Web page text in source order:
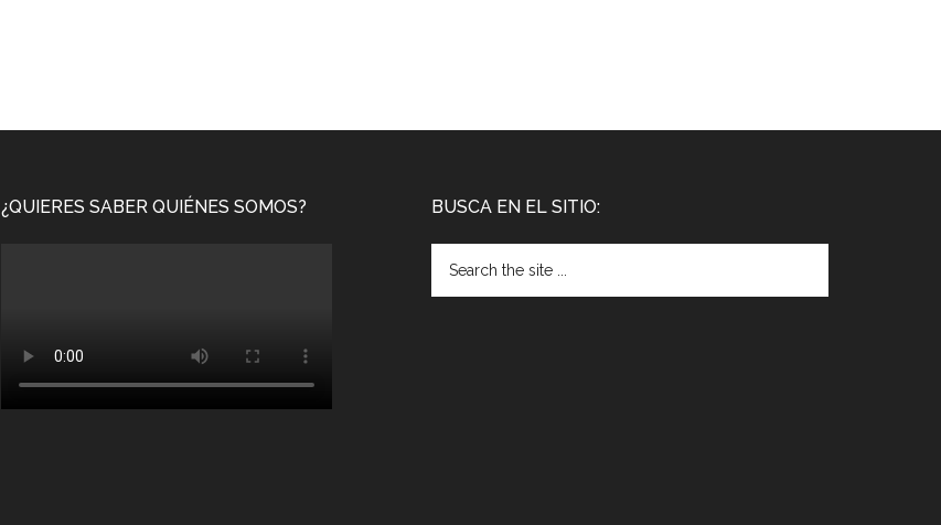
¿QUIERES SABER QUIÉNES SOMOS? BUSCA EN EL SITIO: